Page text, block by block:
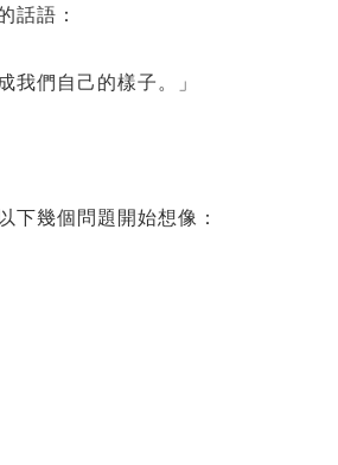
話語：
我們自己的樣子。」
下幾個問題開始想像：